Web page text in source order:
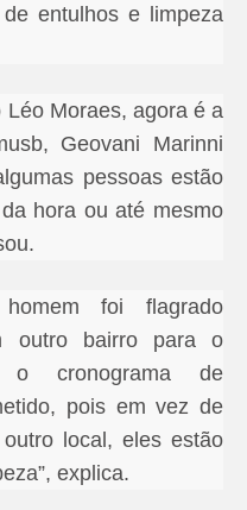
entulhos e limpeza
Moraes, agora é a
Geovani Marinni
pessoas estão
hora ou até mesmo
foi flagrado
outro bairro para o
o cronograma de
pois em vez de
local, eles estão
explica.